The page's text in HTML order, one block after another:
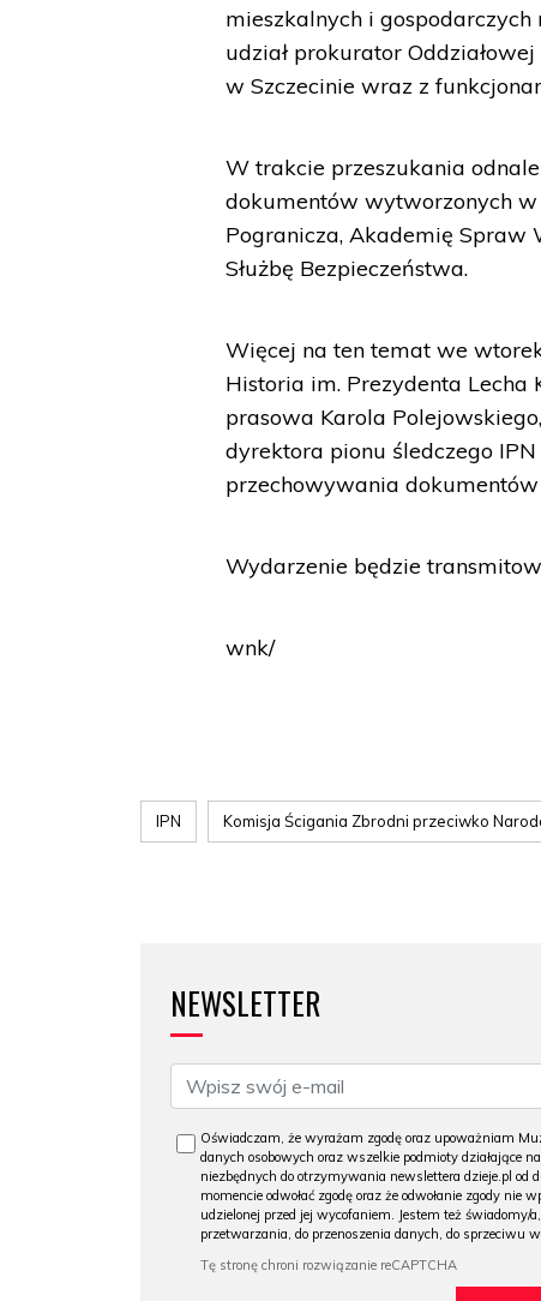
mieszkalnych i
udział prokurator
w Szczecinie wraz z
W trakcie przeszukania
dokumentów wytworzonych
Pogranicza, Akademię Spraw
Służbę Bezpieczeństwa.
Więcej na ten temat we
Historia im. Prezydenta
prasowa Karola
dyrektora pionu śledczego
przechowywania
Wydarzenie będzie
wnk/
IPN Komisja Ścigania Zbrodni przeciwko
NEWSLETTER
Oświadczam, że wyrażam zgodę oraz upoważniam
danych osobowych oraz wszelkie podmioty działające
niezbędnych do otrzymywania newslettera dzieje.pl od
momencie odwołać zgodę oraz że odwołanie zgody
udzielonej przed jej wycofaniem. Jestem też świadomy/
przetwarzania, do przenoszenia danych, do sprzeciwu